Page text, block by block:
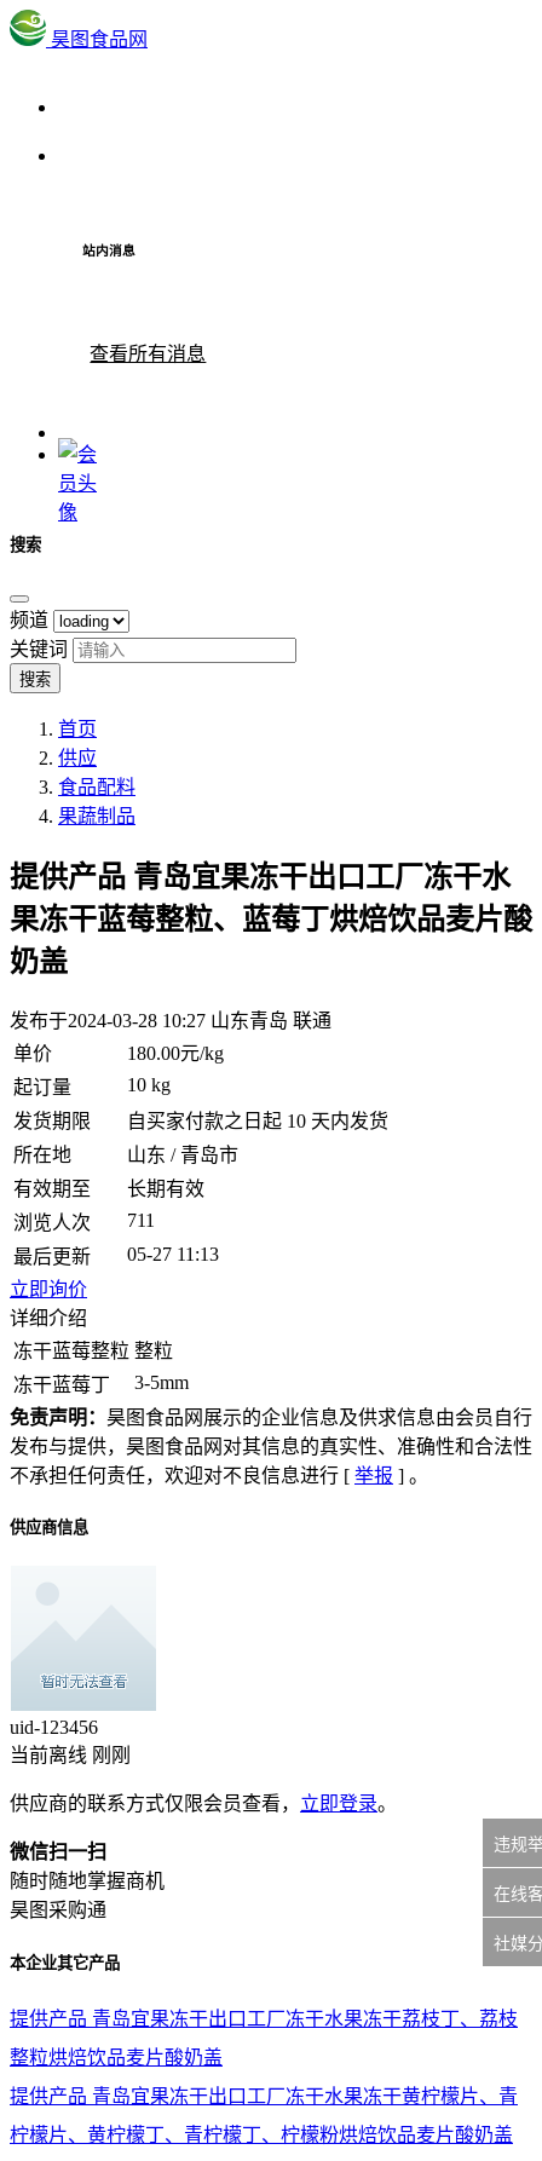
昊图食品网
站内消息
查看所有消息
搜索
频道
关键词
搜索
首页
供应
食品配料
果蔬制品
提供产品 青岛宜果冻干出口工厂冻干水
果冻干蓝莓整粒、蓝莓丁烘焙饮品麦片酸
奶盖
发布于2024-03-28 10:27 山东青岛 联通
单价
180.00元/kg
起订量
10 kg
发货期限
自买家付款之日起 10 天内发货
所在地
山东 / 青岛市
有效期至
长期有效
浏览人次
711
最后更新
05-27 11:13
立即询价
详细介绍
冻干蓝莓整粒 整粒
冻干蓝莓丁
3-5mm
免责声明： 昊图食品网展示的企业信息及供求信息由会员自行
发布与提供，昊图食品网对其信息的真实性、准确性和合法性
不承担任何责任，欢迎对不良信息进行 [ 举报 ] 。
供应商信息
uid-123456
当前离线 刚刚
供应商的联系方式仅限会员查看， 立即登录。
微信扫一扫
随时随地掌握商机
昊图采购通
本企业其它产品
提供产品 青岛宜果冻干出口工厂冻干水果冻干荔枝丁、荔枝
整粒烘焙饮品麦片酸奶盖
提供产品 青岛宜果冻干出口工厂冻干水果冻干黄柠檬片、青
柠檬片、黄柠檬丁、青柠檬丁、柠檬粉烘焙饮品麦片酸奶盖
违规
在线
社媒